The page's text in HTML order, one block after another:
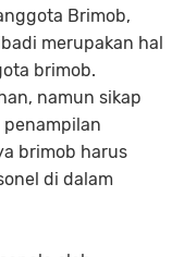
Brimob,
merupakan hal
brimob.
namun sikap
brimob harus
di dalam